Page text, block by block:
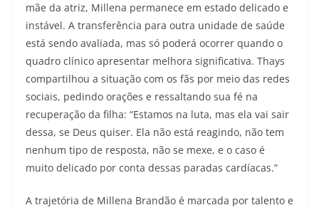
mãe da atriz, Millena permanece em estado delicado e
instável. A transferência para outra unidade de saúde
está sendo avaliada, mas só poderá ocorrer quando o
quadro clínico apresentar melhora significativa. Thays
compartilhou a situação com os fãs por meio das redes
sociais, pedindo orações e ressaltando sua fé na
recuperação da filha: “Estamos na luta, mas ela vai sair
dessa, se Deus quiser. Ela não está reagindo, não tem
nenhum tipo de resposta, não se mexe, e o caso é
muito delicado por conta dessas paradas cardíacas.”
A trajetória de Millena Brandão é marcada por talento e